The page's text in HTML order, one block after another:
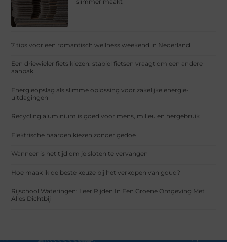
7 tips voor een romantisch wellness weekend in Nederland
Een driewieler fiets kiezen: stabiel fietsen vraagt om een andere
aanpak
Energieopslag als slimme oplossing voor zakelijke energie-
uitdagingen
Recycling aluminium is goed voor mens, milieu en hergebruik
Elektrische haarden kiezen zonder gedoe
Wanneer is het tijd om je sloten te vervangen
Hoe maak ik de beste keuze bij het verkopen van goud?
Rijschool Wateringen: Leer Rijden In Een Groene Omgeving Met
Alles Dichtbij